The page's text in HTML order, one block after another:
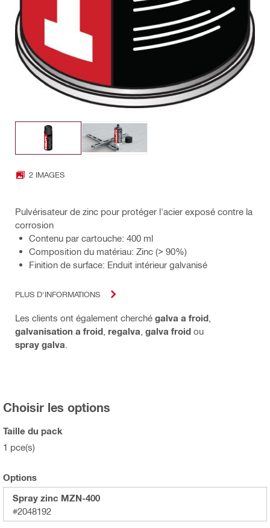
2 IMAGES
Pulvérisateur de zinc pour protéger l'acier exposé contre la
corrosion
Contenu par cartouche: 400 ml
Composition du matériau: Zinc (> 90%)
Finition de surface: Enduit intérieur galvanisé
PLUS D'INFORMATIONS
Les clients ont également cherché galva a froid
galvanisation a froid regalva galva froid ou
spray galva
Choisir les options
Taille du pack
1 pce(s)
Options
Spray zinc MZN-400
#2048192